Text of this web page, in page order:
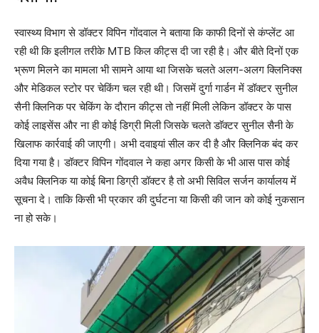
स्वास्थ्य विभाग से डॉक्टर विपिन गोंदवाल ने बताया कि काफी दिनों से कंप्लेंट आ
रही थी कि इलीगल तरीके MTB किल कीट्स दी जा रही है। और बीते दिनों एक
भ्रूण मिलने का मामला भी सामने आया था जिसके चलते अलग-अलग क्लिनिक्स
और मेडिकल स्टोर पर चेकिंग चल रही थी। जिसमें दुर्गा गार्डन में डॉक्टर सुनील
सैनी क्लिनिक पर चेकिंग के दौरान कीट्स तो नहीं मिली लेकिन डॉक्टर के पास
कोई लाइसेंस और ना ही कोई डिग्री मिली जिसके चलते डाॅक्टर सुनील सैनी के
खिलाफ कार्रवाई की जाएगी। अभी दवाइयां सील कर दी है और क्लिनिक बंद कर
दिया गया है। डॉक्टर विपिन गोंदवाल ने कहा अगर किसी के भी आस पास कोई
अवैध क्लिनिक या कोई बिना डिग्री डॉक्टर है तो अभी सिविल सर्जन कार्यालय में
सूचना दे। ताकि किसी भी प्रकार की दुर्घटना या किसी की जान को कोई नुकसान
ना हो सके।